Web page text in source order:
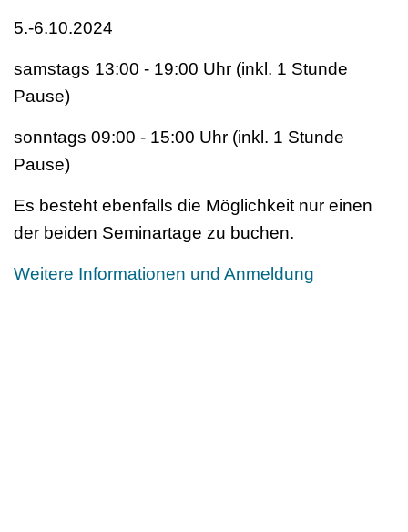
5.-6.10.2024
samstags 13:00 - 19:00 Uhr (inkl. 1 Stunde
Pause)
sonntags 09:00 - 15:00 Uhr (inkl. 1 Stunde
Pause)
Es besteht ebenfalls die Möglichkeit nur einen
der beiden Seminartage zu buchen.
Weitere Informationen und Anmeldung